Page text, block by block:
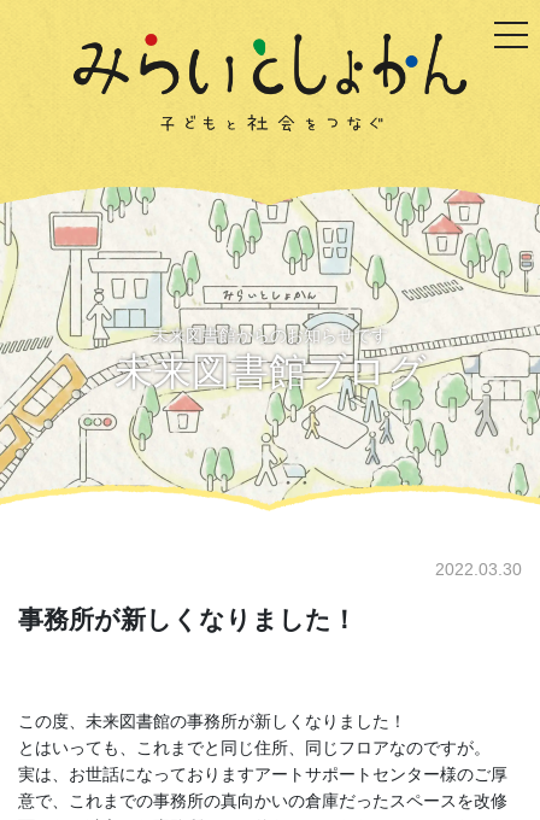
未来図書館からのお知らせです
未来図書館ブログ
2022.03.30
事務所が新しくなりました！
この度、未来図書館の事務所が新しくなりました！
とはいっても、これまでと同じ住所、同じフロアなのですが。
実は、お世話になっておりますアートサポートセンター様のご厚
意で、これまでの事務所の真向かいの倉庫だったスペースを改修